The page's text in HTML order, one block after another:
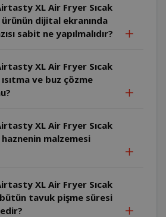
XL Air Fryer Sıcak
dijital ekranında
sabit ne yapılmalıdır?
XL Air Fryer Sıcak
ve buz çözme
XL Air Fryer Sıcak
malzemesi
tavuk pişme süresi